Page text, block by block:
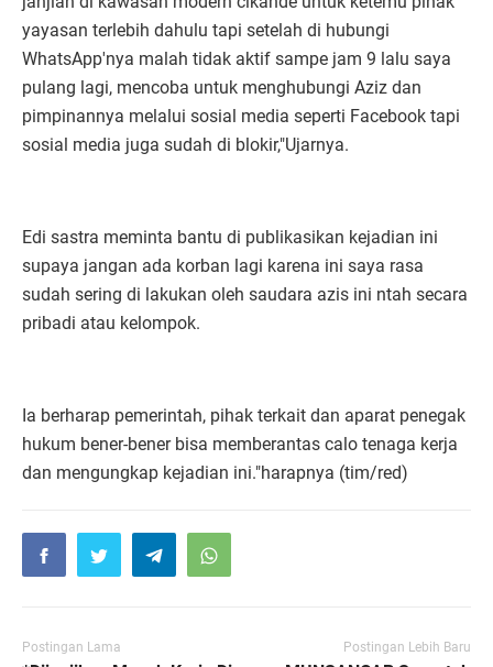
yayasan terlebih dahulu tapi setelah di hubungi
WhatsApp'nya malah tidak aktif sampe jam 9 lalu saya
pulang lagi, mencoba untuk menghubungi Aziz dan
pimpinannya melalui sosial media seperti Facebook tapi
sosial media juga sudah di blokir,"Ujarnya.
Edi sastra meminta bantu di publikasikan kejadian ini
supaya jangan ada korban lagi karena ini saya rasa
sudah sering di lakukan oleh saudara azis ini ntah secara
pribadi atau kelompok.
Ia berharap pemerintah, pihak terkait dan aparat penegak
hukum bener-bener bisa memberantas calo tenaga kerja
dan mengungkap kejadian ini."harapnya (tim/red)
Postingan Lama Postingan Lebih Baru